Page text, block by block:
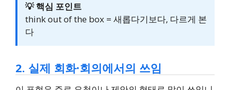
💡 핵심 포인트
think out of the box = 새롭다기보다, 다르게 본
다
2. 실제 회화·회의에서의 쓰임